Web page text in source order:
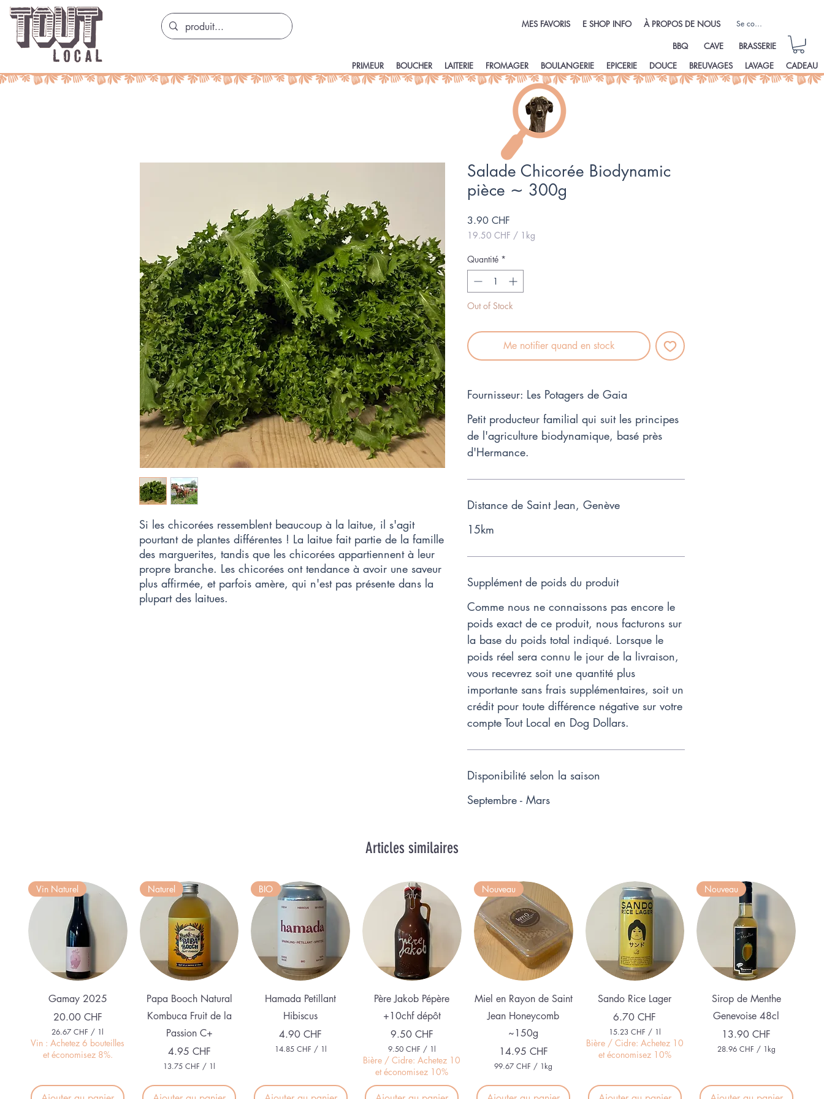
MES FAVORIS E SHOP INFO À PROPOS DE NOUS Se connecter
BBQ CAVE
BRASSERIE
PRIMEUR
BOUCHER LAITERIE FROMAGER BOULANGERIE EPICERIE DOUCE BREUVAGES LAVAGE CADEAU
Si les chicorées ressemblent beaucoup à la laitue, il s'agit
pourtant de plantes différentes ! La laitue fait partie de la famille
des marguerites, tandis que les chicorées appartiennent à leur
propre branche. Les chicorées ont tendance à avoir une saveur
plus affirmée, et parfois amère, qui n'est pas présente dans la
plupart des laitues.
Salade Chicorée Biodynamic
pièce ∼ 300g
3.90 CHF
19.50 CHF / 1kg
pour
1
Kilogramme
Quantité *
Out of Stock
Me notifier quand en stock
Fournisseur: Les Potagers de Gaia
Petit producteur familial qui suit les principes
de l'agriculture biodynamique, basé près
d'Hermance.
Distance de Saint Jean, Genève
15km
Supplément de poids du produit
Comme nous ne connaissons pas encore le
poids exact de ce produit, nous facturons sur
la base du poids total indiqué. Lorsque le
poids réel sera connu le jour de la livraison,
vous recevrez soit une quantité plus
importante sans frais supplémentaires, soit un
crédit pour toute différence négative sur votre
compte Tout Local en Dog Dollars.
Disponibilité selon la saison
Septembre - Mars
Articles similaires
Aperçu rapide
Vin Naturel
Gamay 2025
Prix
20.00 CHF
26.67 CHF / 1l
2
6
.
Vin : Achetez 6 bouteilles
et économisez 8%.
Aperçu rapide
Naturel
Papa Booch Natural
Kombuca Fruit de la
Passion C+
Prix
4.95 CHF
13.75 CHF / 1l
3
.
Aperçu rapide
BIO
Hamada Petillant
Hibiscus
Prix
4.90 CHF
14.85 CHF / 1l
8
Aperçu rapide
Père Jakob Pépère
+10chf dépôt
Prix
9.50 CHF
9.50 CHF / 1l
9
.
5
0
Bière / Cidre: Achetez 10
et économisez 10%
Aperçu rapide
Nouveau
Miel en Rayon de Saint
Jean Honeycomb
~150g
Prix
14.95 CHF
99.67 CHF / 1kg
9
.
Aperçu rapide
Sando Rice Lager
Prix
6.70 CHF
15.23 CHF / 1l
1
5
.
Bière / Cidre: Achetez 10
et économisez 10%
Aperçu rapide
Nouveau
Sirop de Menthe
Genevoise 48cl
Prix
13.90 CHF
28.96 CHF / 1kg
9